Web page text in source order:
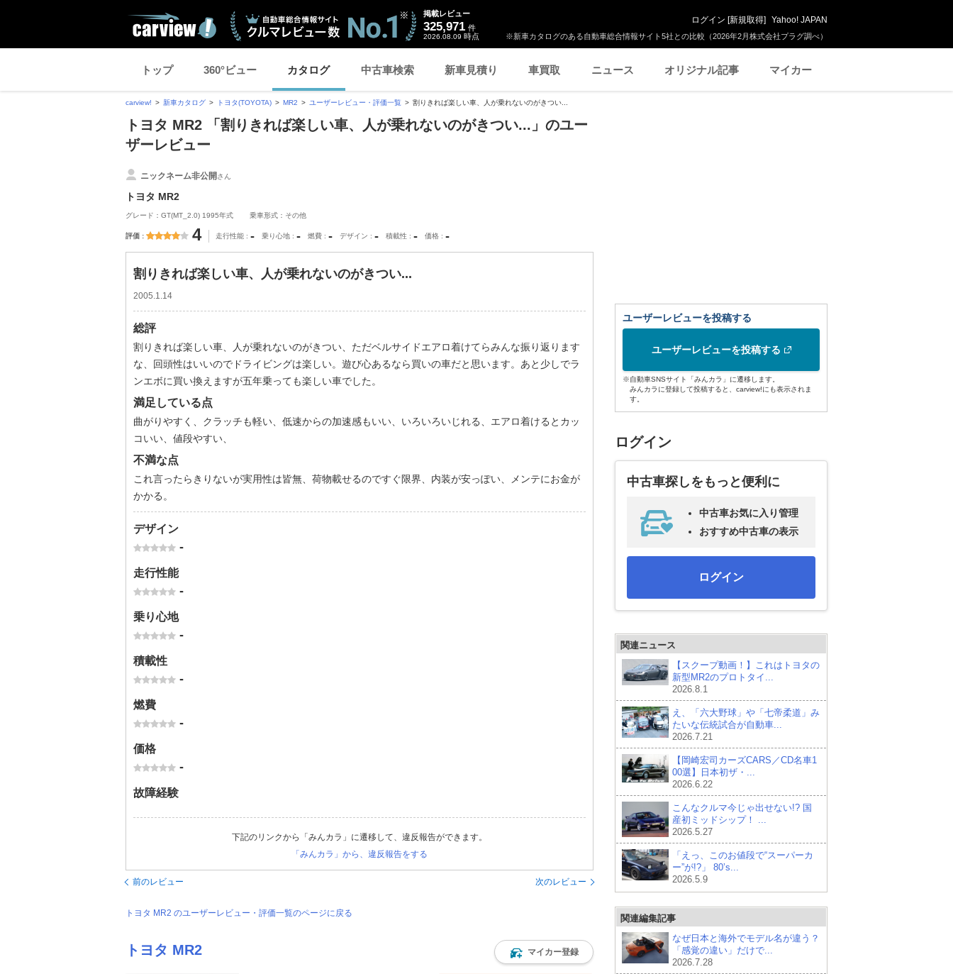
※新車カタログのある自動車総合情報サイト5社との比較（2026年2月株式会社プラグ調べ）
掲載レビュー
325,971 件
2026.08.09 時点
ログイン [新規取得] Yahoo! JAPAN
トップ 360°ビュー カタログ 中古車検索 新車見積り 車買取 ニュース オリジナル記事 マイカー
carview! 新車カタログ トヨタ(TOYOTA) MR2 ユーザーレビュー・評価一覧 割りきれば楽しい車、人が乗れないのがきつい...
トヨタ MR2 「割りきれば楽しい車、人が乗れないのがきつい...」のユー
ザーレビュー
ニックネーム非公開さん
トヨタ MR2
グレード：GT(MT_2.0) 1995年式 乗車形式：その他
評価 4 走行性能 - 乗り心地 - 燃費 - デザイン - 積載性 - 価格 -
割りきれば楽しい車、人が乗れないのがきつい...
2005.1.14
総評
割りきれば楽しい車、人が乗れないのがきつい、ただベルサイドエアロ着けてらみんな振り返ります
な、回頭性はいいのでドライビングは楽しい。遊び心あるなら買いの車だと思います。あと少しでラ
ンエボに買い換えますが五年乗っても楽しい車でした。
満足している点
曲がりやすく、クラッチも軽い、低速からの加速感もいい、いろいろいじれる、エアロ着けるとカッ
コいい、値段やすい、
不満な点
これ言ったらきりないが実用性は皆無、荷物載せるのですぐ限界、内装が安っぽい、メンテにお金が
かかる。
デザイン
-
走行性能
-
乗り心地
-
積載性
-
燃費
-
価格
-
故障経験
下記のリンクから「みんカラ」に遷移して、違反報告ができます。
「みんカラ」から、違反報告をする
前のレビュー 次のレビュー
トヨタ MR2 のユーザーレビュー・評価一覧のページに戻る
トヨタ MR2 マイカー登録
ユーザーレビューを投稿する
ユーザーレビューを投稿する
※自動車SNSサイト「みんカラ」に遷移します。
みんカラに登録して投稿すると、carview!にも表示されま
す。
ログイン
中古車探しをもっと便利に
中古車お気に入り管理
おすすめ中古車の表示
ログイン
関連ニュース
【スクープ動画！】これはトヨタの
新型MR2のプロトタイ...
2026.8.1
え、「六大野球」や「七帝柔道」み
たいな伝統試合が自動車...
2026.7.21
【岡崎宏司カーズCARS／CD名車1
00選】日本初ザ・...
2026.6.22
こんなクルマ今じゃ出せない!? 国
産初ミッドシップ！ ...
2026.5.27
「えっ、このお値段で“スーパーカ
ー”が!?」 80’s...
2026.5.9
関連編集記事
なぜ日本と海外でモデル名が違う？
「感覚の違い」だけで...
2026.7.28